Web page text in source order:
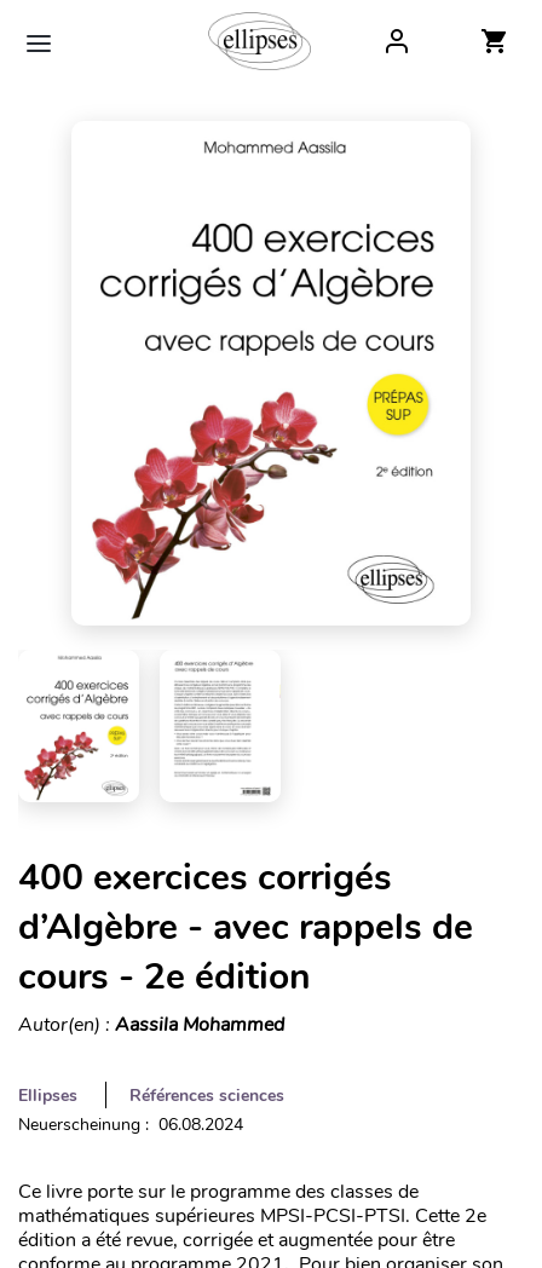
400 exercices corrigés
d’Algèbre - avec rappels de
cours - 2e édition
Autor(en) : Aassila Mohammed
Ellipses
Références sciences
Neuerscheinung : 06.08.2024
Ce livre porte sur le programme des classes de
mathématiques supérieures MPSI-PCSI-PTSI. Cette 2e
édition a été revue, corrigée et augmentée pour être